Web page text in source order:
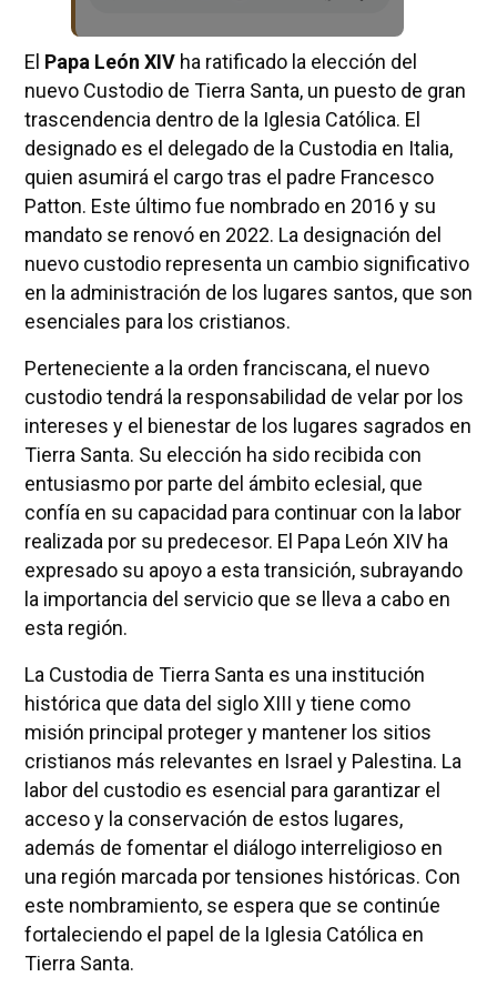
El Papa León XIVha ratificado la elección del
nuevo Custodio de Tierra Santa, un puesto de gran
trascendencia dentro de la Iglesia Católica. El
designado es el delegado de la Custodia en Italia,
quien asumirá el cargo tras el padre Francesco
Patton. Este último fue nombrado en 2016 y su
mandato se renovó en 2022. La designación del
nuevo custodio representa un cambio significativo
en la administración de los lugares santos, que son
esenciales para los cristianos.
Perteneciente a la orden franciscana, el nuevo
custodio tendrá la responsabilidad de velar por los
intereses y el bienestar de los lugares sagrados en
Tierra Santa. Su elección ha sido recibida con
entusiasmo por parte del ámbito eclesial, que
confía en su capacidad para continuar con la labor
realizada por su predecesor. El Papa León XIV ha
expresado su apoyo a esta transición, subrayando
la importancia del servicio que se lleva a cabo en
esta región.
La Custodia de Tierra Santa es una institución
histórica que data del siglo XIII y tiene como
misión principal proteger y mantener los sitios
cristianos más relevantes en Israel y Palestina. La
labor del custodio es esencial para garantizar el
acceso y la conservación de estos lugares,
además de fomentar el diálogo interreligioso en
una región marcada por tensiones históricas. Con
este nombramiento, se espera que se continúe
fortaleciendo el papel de la Iglesia Católica en
Tierra Santa.